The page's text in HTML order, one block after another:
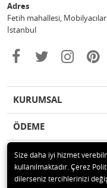
Adres
Fetih mahallesi,
İstanbul
KURUMSAL
ÖDEME
İLETİŞİM
© 2020 Leylek
Size daha iyi hizmet
kullanılmaktadır. Çerez
dilerseniz tercihlerinizi